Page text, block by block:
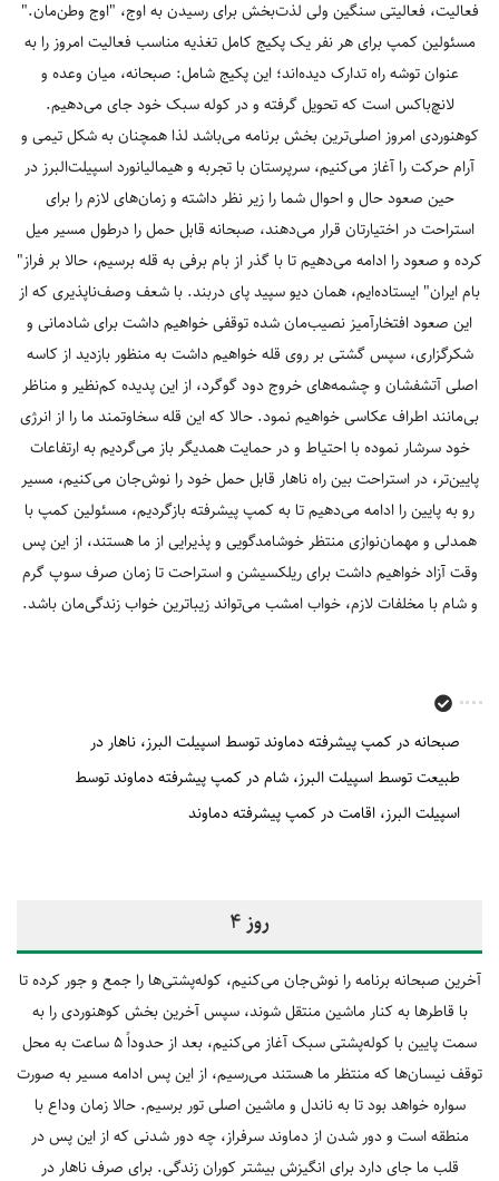
فعالیت، فعالیتی سنگین ولی لذت‌بخش برای رسیدن به اوج، "اوج وطن‌مان."
مسئولین کمپ برای هر نفر یک پکیج کامل تغذیه مناسب فعالیت امروز را به
عنوان توشه راه تدارک دیده‌اند؛ این پکیج شامل: صبحانه، میان وعده و
لانچ‌باکس است که تحویل گرفته و در کوله سبک خود جای می‌دهیم.
کوهنوردی‌ امروز اصلی‌ترین بخش برنامه می‌باشد لذا همچنان به شکل تیمی و
آرام حرکت را آغاز می‌کنیم، سرپرستان با تجربه و هیمالیانورد اسپیلت‌البرز در
حین صعود حال و احوال شما را زیر نظر داشته و زمان‌های لازم را برای
استراحت در اختیارتان قرار می‌دهند، صبحانه قابل حمل را درطول مسیر میل
کرده و صعود را ادامه می‌دهیم تا با گذر از بام برفی به قله برسیم، حالا بر فراز"
بام ایران" ایستاده‌ایم، همان دیو سپید پای دربند. با شعف وصف‌ناپذیری که از
این صعود افتخارآمیز نصیب‌مان شده توقفی خواهیم داشت برای شادمانی و
شکرگزاری، سپس گشتی بر روی قله خواهیم داشت به منظور بازدید از کاسه
اصلی آتشفشان و چشمه‌های خروج دود گوگرد، از این پدیده کم‌نظیر و مناظر
بی‌مانند اطراف عکاسی خواهیم نمود. حالا که این قله سخاوتمند ما را از انرژی
خود سرشار نموده با احتیاط و در حمایت همدیگر باز می‌گردیم به ارتفاعات
پایین‌تر، در استراحت بین راه ناهار قابل حمل خود را نوش‌جان می‌کنیم، مسیر
رو به پایین را ادامه می‌دهیم تا به کمپ پیشرفته بازگردیم، مسئولین کمپ با
همدلی و مهمان‌نوازی منتظر خوشامدگویی و پذیرایی از ما هستند، از این پس
وقت آزاد خواهیم داشت برای ریلکسیشن و استراحت تا زمان صرف سوپ گرم
و شام با مخلفات لازم، خواب امشب می‌تواند زیباترین خواب زندگی‌مان باشد.
صبحانه در کمپ پیشرفته دماوند توسط اسپیلت البرز ناهار در
طبیعت توسط اسپیلت البرز شام در کمپ پیشرفته دماوند توسط
اسپیلت البرز اقامت در کمپ پیشرفته دماوند
روز 4
آخرین صبحانه برنامه را نوش‌جان می‌کنیم، کوله‌پشتی‏‌ها را جمع و جور کرده تا
با قاطرها به کنار ماشین منتقل شوند، سپس آخرین بخش کوهنوردی را به
سمت پایین با کوله‌پشتی سبک آغاز می‌کنیم، بعد از حدوداً 5 ساعت به محل
توقف نیسان‌ها که منتظر ما هستند می‌رسیم، از این پس ادامه مسیر به صورت
سواره خواهد بود تا به ناندل و ماشین اصلی تور برسیم. حالا زمان وداع با
منطقه است و دور شدن از دماوند سرفراز، چه دور شدنی که از این پس در
قلب ما جای دارد برای انگیزش بیشتر کوران زندگی. برای صرف ناهار در